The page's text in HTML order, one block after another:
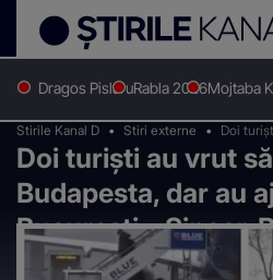
Dragos PislaruRabla 2026Mojtaba
Stirile Kanal D Stiri externe
Doi
dar au
Doi turiști au vrut
Budapesta, dar au
București: „Sincer,
mai frumos decât